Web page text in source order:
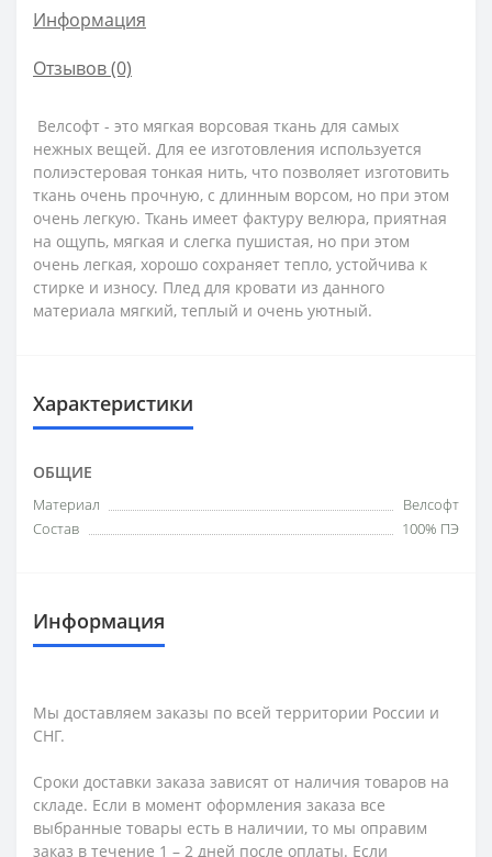
Информация
Отзывов (0)
Велсофт - это мягкая ворсовая ткань для самых
нежных вещей. Для ее изготовления используется
полиэстеровая тонкая нить, что позволяет изготовить
ткань очень прочную, с длинным ворсом, но при этом
очень легкую. Ткань имеет фактуру велюра, приятная
на ощупь, мягкая и слегка пушистая, но при этом
очень легкая, хорошо сохраняет тепло, устойчива к
стирке и износу. Плед для кровати из данного
материала мягкий, теплый и очень уютный.
Характеристики
ОБЩИЕ
Материал
Велсофт
Состав
100% ПЭ
Информация
Мы доставляем заказы по всей территории России и
СНГ.
Сроки доставки заказа зависят от наличия товаров на
складе. Если в момент оформления заказа все
выбранные товары есть в наличии, то мы оправим
заказ в течение 1 – 2 дней после оплаты. Если